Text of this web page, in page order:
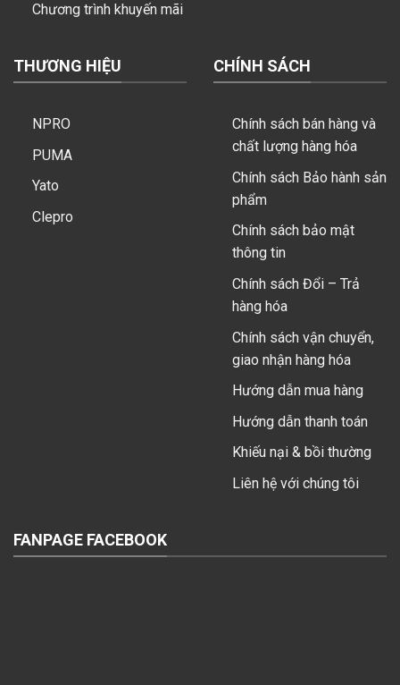
Chương trình khuyến mãi
THƯƠNG HIỆU
NPRO
PUMA
Yato
Clepro
CHÍNH SÁCH
Chính sách bán hàng và
chất lượng hàng hóa
Chính sách Bảo hành sản
phẩm
Chính sách bảo mật
thông tin
Chính sách Đổi – Trả
hàng hóa
Chính sách vận chuyển,
giao nhận hàng hóa
Hướng dẫn mua hàng
Hướng dẫn thanh toán
Khiếu nại & bồi thường
Liên hệ với chúng tôi
FANPAGE FACEBOOK